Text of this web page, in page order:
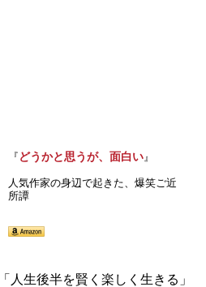
『 どうかと思うが、面白い』
人気作家の身辺で起きた、爆笑ご近
所譚
人生後半を賢く楽しく生きる」